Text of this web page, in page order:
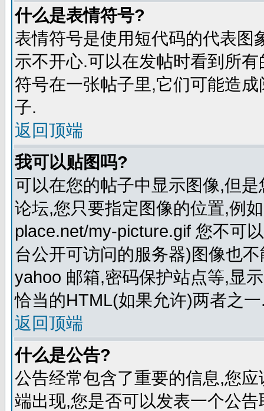
什么是表情符号?
表情符号是使用短代码的代表图
示不开心.可以在发帖时看到所
符号在一张帖子里,它们可能造
子.
返回顶端
我可以贴图吗?
可以在您的帖子中显示图像,但
论坛,您只要指定图像的位置,例
place.net/my-picture.gif 您不可
台公开可访问的服务器)图像也
yahoo 邮箱,密码保护站点等,显
恰当的HTML(如果允许)两者之
返回顶端
什么是公告?
公告经常包含了重要的信息,您
端出现,您是否可以发表一个公